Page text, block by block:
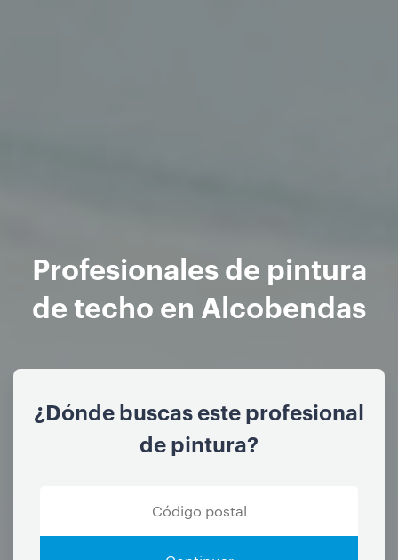
Profesionales de pintura
de techo en Alcobendas
¿Dónde buscas este profesional
de pintura?